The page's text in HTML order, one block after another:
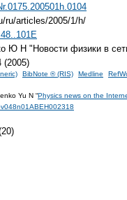
ru/articles/2005/1/h/
Ю Н "Новости физики в
(2005)
BibNote ® (RIS) Medline
Yu N “Physics news on the